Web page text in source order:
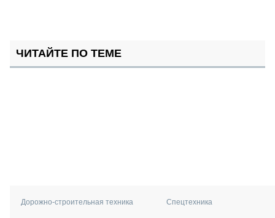
ЧИТАЙТЕ ПО ТЕМЕ
Дорожно-строительная техника Спецтехника